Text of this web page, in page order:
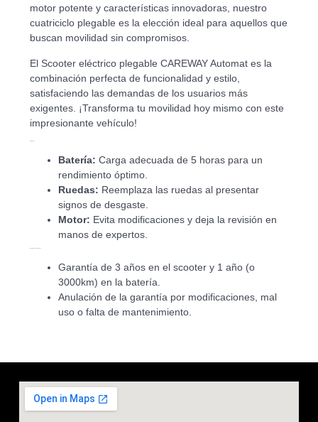
motor potente y características innovadoras, nuestro
cuatriciclo plegable es la elección ideal para aquellos que
buscan movilidad sin compromisos.
El Scooter eléctrico plegable CAREWAY Automat es la
combinación perfecta de funcionalidad y estilo,
satisfaciendo las demandas de los usuarios más
exigentes. ¡Transforma tu movilidad hoy mismo con este
impresionante vehículo!
Batería: Carga adecuada de 5 horas para un
rendimiento óptimo.
Ruedas: Reemplaza las ruedas al presentar
signos de desgaste.
Motor: Evita modificaciones y deja la revisión en
manos de expertos.
Garantía de 3 años en el scooter y 1 año (o
3000km) en la batería.
Anulación de la garantía por modificaciones, mal
uso o falta de mantenimiento.